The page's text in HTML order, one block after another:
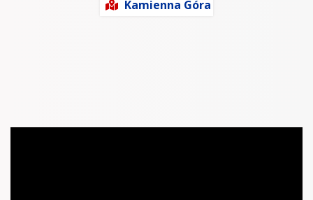
Kamienna Góra